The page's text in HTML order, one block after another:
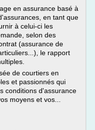
en assurance basé à
en tant que
à celui-ci les
selon des
(assurance de
le rapport
de courtiers en
et passionnés qui
conditions d'assurance
moyens et vos...